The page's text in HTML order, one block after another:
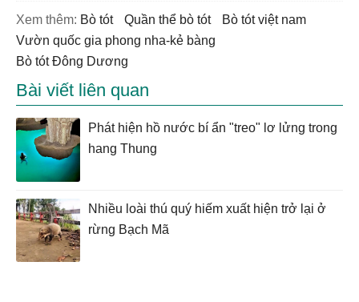
Xem thêm: bò tót quần thể bò tót
bò tót việt nam
vườn quốc gia phong nha-kẻ bàng
bò tót Đông Dương
Bài viết liên quan
Phát hiện hồ nước bí ẩn "treo" lơ lửng trong
hang Thung
Nhiều loài thú quý hiếm xuất hiện trở lại ở
rừng Bạch Mã